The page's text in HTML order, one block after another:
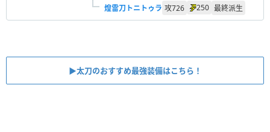
煌雷刀トニトゥラ 攻726 250 最終派生
▶︎太刀のおすすめ最強装備はこちら！